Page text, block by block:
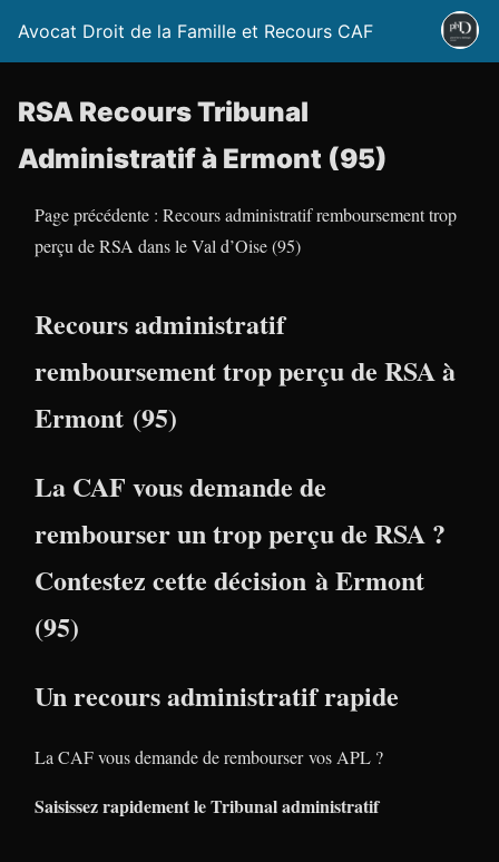
Avocat Droit de la Famille et Recours CAF
RSA Recours Tribunal
Administratif à Ermont (95)
Page précédente : Recours administratif remboursement trop
perçu de RSA dans le Val d’Oise (95)
Recours administratif
remboursement trop perçu de RSA à
Ermont (95)
La CAF vous demande de
rembourser un trop perçu de RSA ?
Contestez cette décision à Ermont
(95)
Un recours administratif rapide
La CAF vous demande de rembourser vos APL ?
Saisissez rapidement le Tribunal administratif